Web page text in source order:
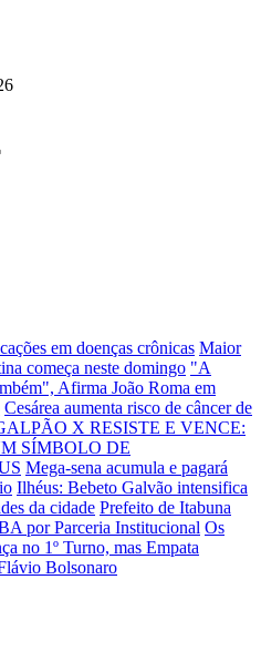
em doenças crônicas Maior
começa neste domingo "A
Afirma João Roma em
Cesárea aumenta risco de câncer de
X RESISTE E VENCE:
SÍMBOLO DE
Mega-sena acumula e pagará
Ilhéus: Bebeto Galvão intensifica
da cidade Prefeito de Itabuna
por Parceria Institucional Os
no 1º Turno, mas Empata
Bolsonaro